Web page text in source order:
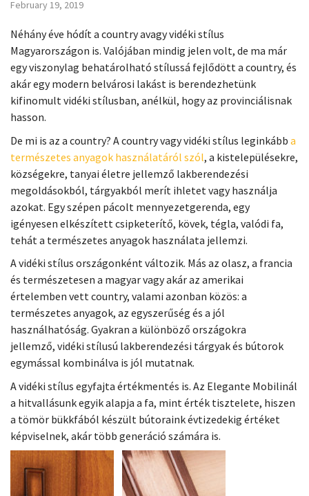
February 19, 2019
Néhány éve hódít a country avagy vidéki stílus
Magyarországon is. Valójában mindig jelen volt, de ma már
egy viszonylag behatárolható stílussá fejlődött a country, és
akár egy modern belvárosi lakást is berendezhetünk
kifinomult vidéki stílusban, anélkül, hogy az provinciálisnak
hasson.
De mi is az a country? A country vagy vidéki stílus leginkább a
természetes anyagok használatáról szól, a kistelepülésekre,
községekre, tanyai életre jellemző lakberendezési
megoldásokból, tárgyakból merít ihletet vagy használja
azokat. Egy szépen pácolt mennyezetgerenda, egy
igényesen elkészített csipketerítő, kövek, tégla, valódi fa,
tehát a természetes anyagok használata jellemzi.
A vidéki stílus országonként változik. Más az olasz, a francia
és természetesen a magyar vagy akár az amerikai
értelemben vett country, valami azonban közös: a
természetes anyagok, az egyszerűség és a jól
használhatóság. Gyakran a különböző országokra
jellemző, vidéki stílusú lakberendezési tárgyak és bútorok
egymással kombinálva is jól mutatnak.
A vidéki stílus egyfajta értékmentés is. Az Elegante Mobilinál
a hitvallásunk egyik alapja a fa, mint érték tisztelete, hiszen
a tömör bükkfából készült bútoraink évtizedekig értéket
képviselnek, akár több generáció számára is.